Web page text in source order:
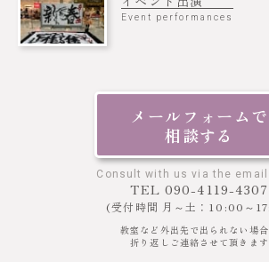
Event performances
メールフォームで
相談する
Consult with us via the email
TEL 090-4119-4307
(受付時間 月～土：10:00～
教室など外出先で出られない場
折り返しご連絡させて頂きます
2023年7月26日(水)～30日(日)まで、近鉄百
てアクセサリー作家で地元の同級生Eriさん
ご来場いただきましたお客様、お友達、何
貨店の常連さんなど、たくさんの出会いが
想や励ましをいただき本当にありがとうご
ークショップも参加者さんのステキな作品
トとなりました。